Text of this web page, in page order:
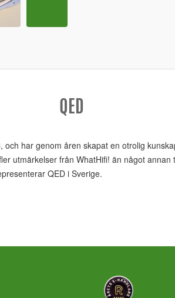
QED
och har genom åren skapat en otrolig
utmärkelser från WhatHifi! än något
QED i Sverige.